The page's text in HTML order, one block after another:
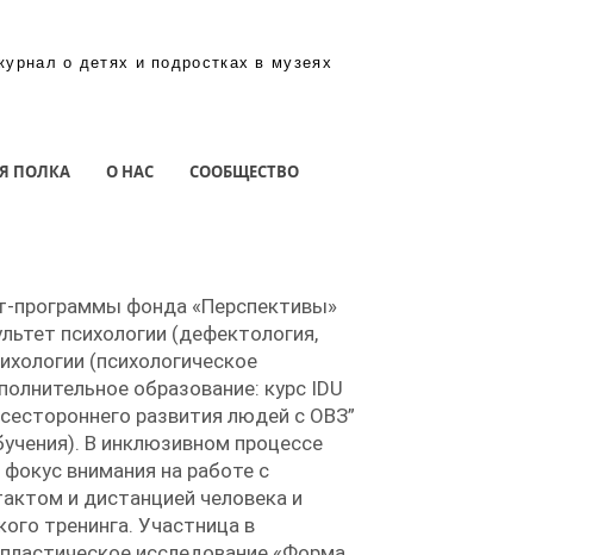
о детях и подростках в музеях
ПОЛКА О НАС СООБЩЕСТВО
программы фонда «Перспективы»
психологии (дефектология,
(психологическое
образование: курс IDU
развития людей с ОВЗ”
В инклюзивном процессе
внимания на работе с
и дистанцией человека и
тренинга. Участница в